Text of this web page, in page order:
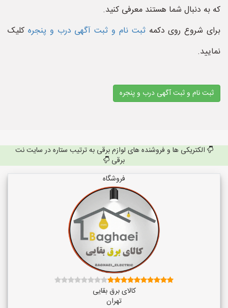
که به دنبال شما هستند معرفی کنید.
برای شروع روی دکمهثبت نام و ثبت آگهی درب و پنجره کلیک
نمایید.
ثبت نام و ثبت آگهی درب و پنجره
الکتریکی ها و فروشنده های لوازم برقی به ترتیب ستاره در سایت نت
برقی
فروشگاه
کالای برق بقایی
تهران